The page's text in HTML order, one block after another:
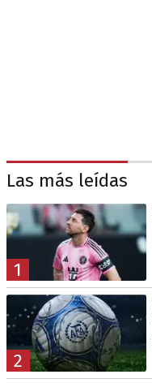
Las más leídas
1
2